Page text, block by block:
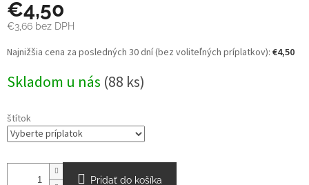
€4,50
€3,66 bez DPH
Jednotková
cena:
Najnižšia cena za posledných 30 dní (bez voliteľných príplatkov): €4,50
Skladom u nás (88 ks)
štítok
Pridať do košíka